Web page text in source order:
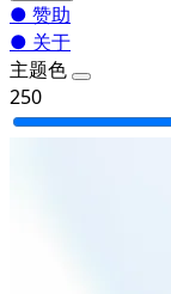
● 赞助
● 关于
主题色
250